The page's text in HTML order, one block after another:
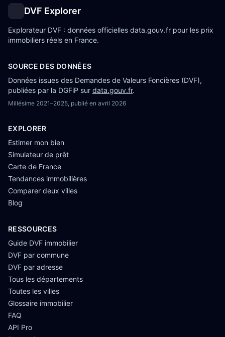
DVF Explorer
Explorateur DVF : données officielles data.gouv.fr pour les prix
immobiliers réels en France.
SOURCE DES DONNÉES
Données issues des Demandes de Valeurs Foncières (DVF),
publiées par la DGFiP sur data.gouv.fr.
Millésime 2021–2025, publié en avril 2026
EXPLORER
Estimer mon bien
Simulateur de prêt
Carte de France
Tendances immobilières
Comparer deux villes
Blog
RESSOURCES
Guide DVF immobilier
DVF par commune
DVF par adresse
Tous les départements
Toutes les villes
Glossaire immobilier
FAQ
API Pro